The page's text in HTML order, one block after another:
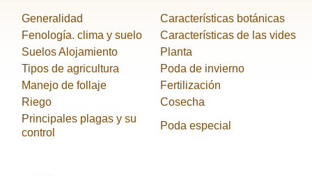
Generalidad
Características botánicas
Fenología. clima y suelo
Características de las vides
Suelos Alojamiento
Planta
Tipos de agricultura
Poda de invierno
Manejo de follaje
Fertilización
Riego
Cosecha
Principales plagas y su
control
Poda especial